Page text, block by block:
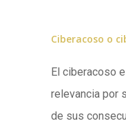
Ciberacoso o
El ciberacoso
relevancia por
de sus